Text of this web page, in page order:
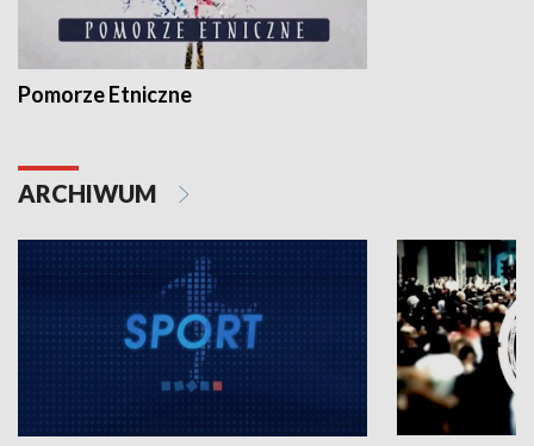
Pomorze Etniczne
ARCHIWUM